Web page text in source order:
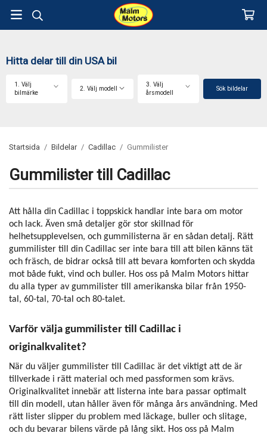
Hitta delar till din USA bil
1. Välj
bilmärke
2. Välj modell
3. Välj
årsmodell
Sök bildelar
Startsida / Bildelar / Cadillac / Gummilister
Gummilister till Cadillac
Att hålla din Cadillac i toppskick handlar inte bara om motor
och lack. Även små detaljer gör stor skillnad för
helhetsupplevelsen, och gummilisterna är en sådan detalj. Rätt
gummilister till din Cadillac ser inte bara till att bilen känns tät
och fräsch, de bidrar också till att bevara komforten och skydda
mot både fukt, vind och buller. Hos oss på Malm Motors hittar
du alla typer av gummilister till amerikanska bilar från 1950-
tal, 60-tal, 70-tal och 80-talet.
Varför välja gummilister till Cadillac i
originalkvalitet?
När du väljer gummilister till Cadillac är det viktigt att de är
tillverkade i rätt material och med passformen som krävs.
Originalkvalitet innebär att listerna inte bara passar optimalt
till din modell, utan håller även för många års användning. Med
rätt lister slipper du problem med läckage, buller och slitage,
och du bevarar bilens värde på lång sikt. Hos oss på Malm